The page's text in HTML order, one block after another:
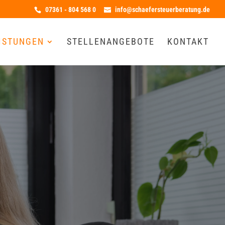
07361 - 804 568 0 info@schaefersteuerberatung.de
STELLENANGEBOTE KONTAKT